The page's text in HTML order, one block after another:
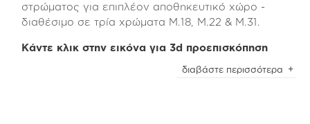
στρώματος για επιπλέον αποθηκευτικό χώρο -
διαθέσιμο σε τρία χρώματα Μ.18, Μ.22 & Μ.31.
Κάντε κλικ στην εικόνα για 3d προεπισκόπηση
Το κρεβάτι Loft 4 | M.18 είναι κατασκευασμένο
διαβάστε περισσότερα